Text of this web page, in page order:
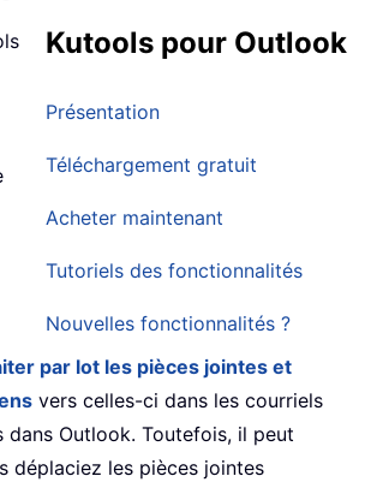
Kutools pour Outlook
Présentation
Téléchargement gratuit
Acheter maintenant
Tutoriels des fonctionnalités
Nouvelles fonctionnalités ?
par lot les pièces jointes et
vers celles-ci dans les courriels
dans Outlook. Toutefois, il peut
déplaciez les pièces jointes